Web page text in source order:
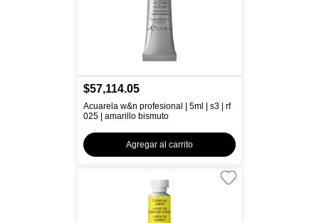
$57,114.05
Acuarela w&n profesional | 5ml | s3 | rf
025 | amarillo bismuto
Agregar al carrito